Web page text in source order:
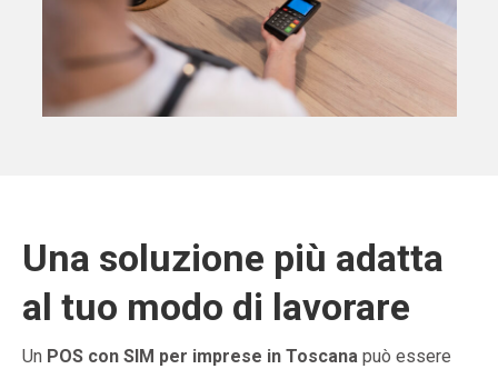
Una soluzione più adatta
al tuo modo di lavorare
Un POS con SIM per imprese in Toscana può essere